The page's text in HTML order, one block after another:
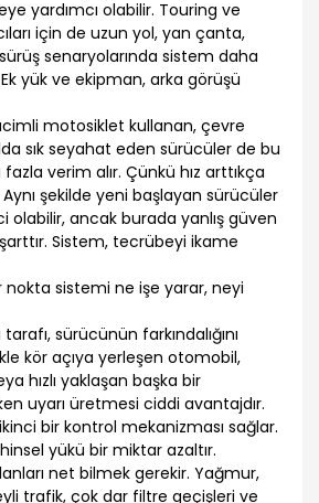
yardımcı olabilir. Touring ve
için de uzun yol, yan çanta,
senaryolarında sistem daha
yük ve ekipman, arka görüşü
motosiklet kullanan, çevre
sık seyahat eden sürücüler de bu
verim alır. Çünkü hız arttıkça
Aynı şekilde yeni başlayan sürücüler
olabilir, ancak burada yanlış güven
Sistem, tecrübeyi ikame
sistemi ne işe yarar, neyi
sürücünün farkındalığını
kör açıya yerleşen otomobil,
hızlı yaklaşan başka bir
uyarı üretmesi ciddi avantajdır.
bir kontrol mekanizması sağlar.
yükü bir miktar azaltır.
net bilmek gerekir. Yağmur,
trafik, çok dar filtre geçişleri ve